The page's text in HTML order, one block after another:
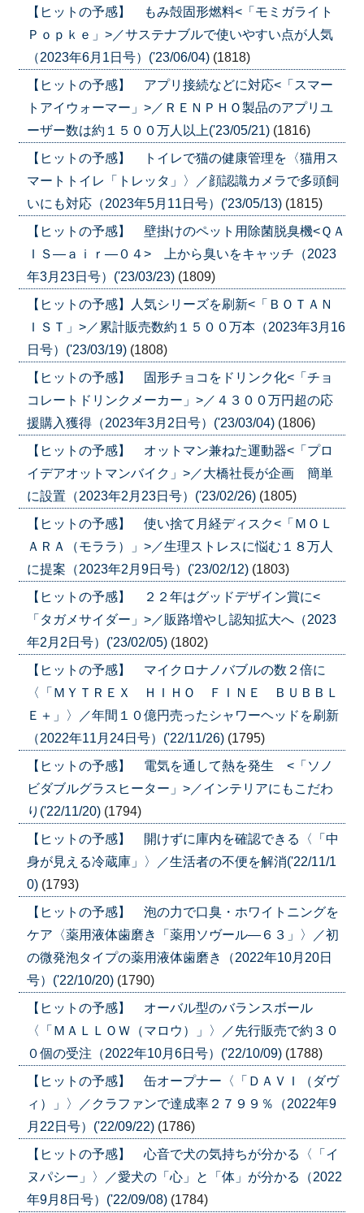
【ヒットの予感】 もみ殻固形燃料<「モミガライト
Ｐｏｐｋｅ」>／サステナブルで使いやすい点が人気
（2023年6月1日号）('23/06/04) (1818)
【ヒットの予感】 アプリ接続などに対応<「スマー
トアイウォーマー」>／ＲＥＮＰＨＯ製品のアプリユ
ーザー数は約１５００万人以上('23/05/21) (1816)
【ヒットの予感】 トイレで猫の健康管理を〈猫用ス
マートトイレ「トレッタ」〉／顔認識カメラで多頭飼
いにも対応（2023年5月11日号）('23/05/13) (1815)
【ヒットの予感】 壁掛けのペット用除菌脱臭機<ＱＡ
ＩＳ―ａｉｒ―０４> 上から臭いをキャッチ（2023
年3月23日号）('23/03/23) (1809)
【ヒットの予感】人気シリーズを刷新<「ＢＯＴＡＮ
ＩＳＴ」>／累計販売数約１５００万本（2023年3月16
日号）('23/03/19) (1808)
【ヒットの予感】 固形チョコをドリンク化<「チョ
コレートドリンクメーカー」>／４３００万円超の応
援購入獲得（2023年3月2日号）('23/03/04) (1806)
【ヒットの予感】 オットマン兼ねた運動器<「プロ
イデアオットマンバイク」>／大橋社長が企画 簡単
に設置（2023年2月23日号）('23/02/26) (1805)
【ヒットの予感】 使い捨て月経ディスク<「ＭＯＬ
ＡＲＡ（モララ）」>／生理ストレスに悩む１８万人
に提案（2023年2月9日号）('23/02/12) (1803)
【ヒットの予感】 ２２年はグッドデザイン賞に<
「タガメサイダー」>／販路増やし認知拡大へ（2023
年2月2日号）('23/02/05) (1802)
【ヒットの予感】 マイクロナノバブルの数２倍に
〈「ＭＹＴＲＥＸ ＨＩＨＯ ＦＩＮＥ ＢＵＢＢＬ
Ｅ＋」〉／年間１０億円売ったシャワーヘッドを刷新
（2022年11月24日号）('22/11/26) (1795)
【ヒットの予感】 電気を通して熱を発生 <「ソノ
ビダブルグラスヒーター」>／インテリアにもこだわ
り('22/11/20) (1794)
【ヒットの予感】 開けずに庫内を確認できる〈「中
身が見える冷蔵庫」〉／生活者の不便を解消('22/11/1
0) (1793)
【ヒットの予感】 泡の力で口臭・ホワイトニングを
ケア〈薬用液体歯磨き「薬用ソヴール―６３」〉／初
の微発泡タイプの薬用液体歯磨き（2022年10月20日
号）('22/10/20) (1790)
【ヒットの予感】 オーバル型のバランスボール
〈「ＭＡＬＬＯＷ（マロウ）」〉／先行販売で約３０
０個の受注（2022年10月6日号）('22/10/09) (1788)
【ヒットの予感】 缶オープナー〈「ＤＡＶＩ（ダヴ
ィ）」〉／クラファンで達成率２７９９％（2022年9
月22日号）('22/09/22) (1786)
【ヒットの予感】 心音で犬の気持ちが分かる〈「イ
ヌパシー」〉／愛犬の「心」と「体」が分かる（2022
年9月8日号）('22/09/08) (1784)